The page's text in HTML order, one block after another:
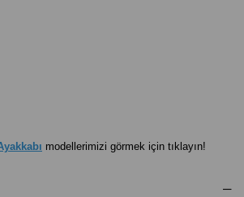
modellerimizi görmek için tıklayın!